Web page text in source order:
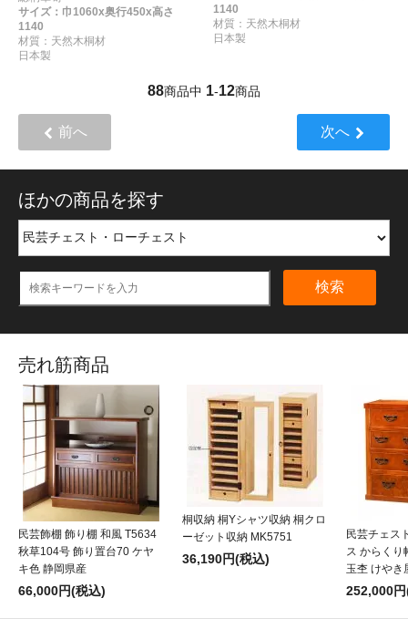
サイズ：巾1060x奥行450x高さ
1140
材質：天然木桐材
日本製
1140
材質：天然木桐材
日本製
88商品中 1-12商品
前へ 次へ
ほかの商品を探す
検索
売れ筋商品
民芸飾棚 飾り棚 和風 T5634
秋草104号 飾り置台70 ケヤ
キ色 静岡県産
66,000円(税込)
桐収納 桐Yシャツ収納 桐クロ
ーゼット収納 MK5751
36,190円(税込)
民芸チェス
ス からくり
玉杢 けやき
252,000